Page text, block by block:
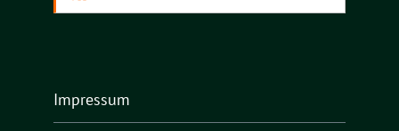
Impressum